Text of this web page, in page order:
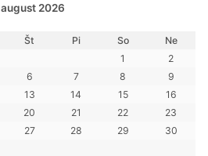
august 2026
Št Pi So
Ne
1
2
6 7 8
9
13 14 15
16
20 21 22
23
27 28 29
30